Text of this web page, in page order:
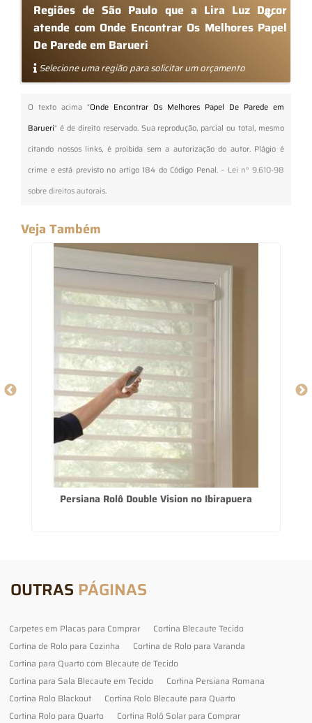
Regiões de São Paulo que a Lira Luz Decor
atende com Onde Encontrar Os Melhores Papel
De Parede em Barueri
Selecione uma região para solicitar um orçamento
O texto acima "Onde Encontrar Os Melhores Papel De Parede em
Barueri" é de direito reservado. Sua reprodução, parcial ou total, mesmo
citando nossos links, é proibida sem a autorização do autor. Plágio é
crime e está previsto no artigo 184 do Código Penal. – Lei n° 9.610-98
sobre direitos autorais.
Veja Também
Persiana Rolô Double Vision no Ibirapuera
OUTRAS PÁGINAS
Carpetes em Placas para Comprar
Cortina Blecaute Tecido
Cortina de Rolo para Cozinha
Cortina de Rolo para Varanda
Cortina para Quarto com Blecaute de Tecido
Cortina para Sala Blecaute em Tecido
Cortina Persiana Romana
Cortina Rolo Blackout
Cortina Rolo Blecaute para Quarto
Cortina Rolo para Quarto
Cortina Rolô Solar para Comprar